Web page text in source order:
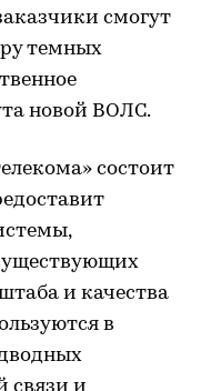
смогут
темных
новой ВОЛС.
состоит
и качества
в